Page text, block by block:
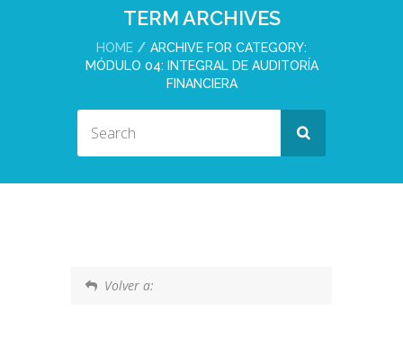
TERM ARCHIVES
HOME
ARCHIVE FOR CATEGORY:
MÓDULO 04: INTEGRAL DE AUDITORÍA
FINANCIERA
Volver a: